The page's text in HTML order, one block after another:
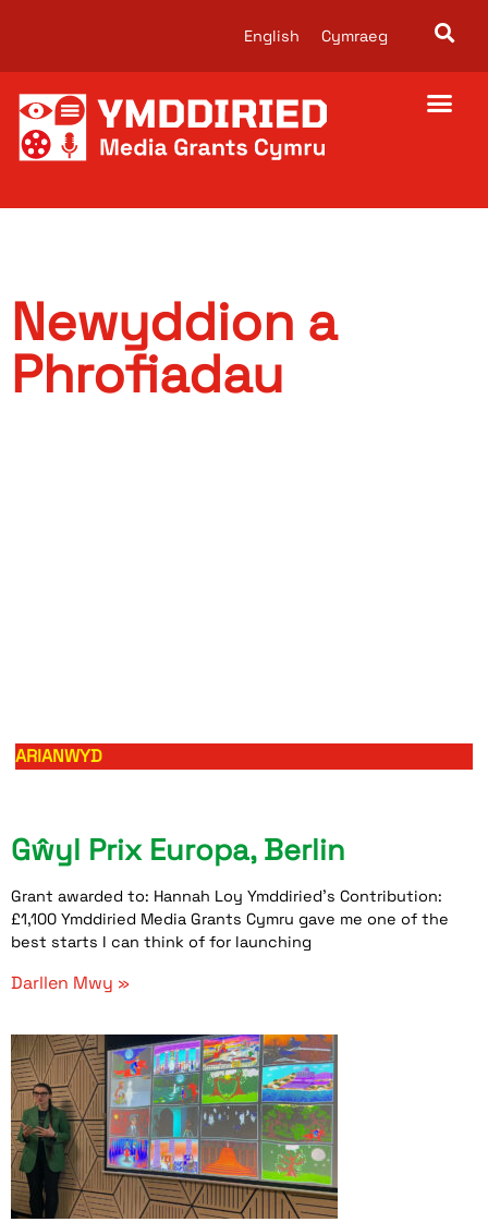
English Cymraeg
Newyddion a
Phrofiadau
ARIANWYD
Gŵyl Prix Europa, Berlin
Grant awarded to: Hannah Loy Ymddiried’s Contribution:
£1,100 Ymddiried Media Grants Cymru gave me one of the
best starts I can think of for launching
Darllen Mwy »